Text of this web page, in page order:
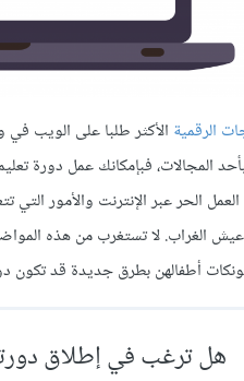
الرقمية الأكثر طلبا على الويب في
المجالات، فبإمكانك عمل دورة
الحر عبر الإنترنت والأمور
الغراب. لا تستغرب من هذه
أطفالهن بطرق جديدة قد تكون
هل ترغب في إطلاق